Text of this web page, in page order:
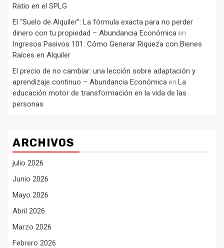
Ratio en el SPLG
El “Suelo de Alquiler”: La fórmula exacta para no perder
dinero con tu propiedad – Abundancia Económica en
Ingresos Pasivos 101: Cómo Generar Riqueza con Bienes
Raíces en Alquiler
El precio de no cambiar: una lección sobre adaptación y
aprendizaje continuo – Abundancia Económica en La
educación motor de transformación en la vida de las
personas
ARCHIVOS
julio 2026
Junio 2026
Mayo 2026
Abril 2026
Marzo 2026
Febrero 2026